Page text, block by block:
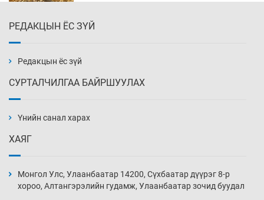
Уржигдар 15 цаг 00 мин
Уржигдар 14 цаг 00 мин
РЕДАКЦЫН ЁС ЗҮЙ
Редакцын ёс зүй
СУРТАЛЧИЛГАА БАЙРШУУЛАХ
Үнийн санал харах
ХАЯГ
Монгол Улс, Улаанбаатар 14200, Сүхбаатар дүүрэг 8-р
хороо, Алтангэрэлийн гудамж, Улаанбаатар зочид буудал